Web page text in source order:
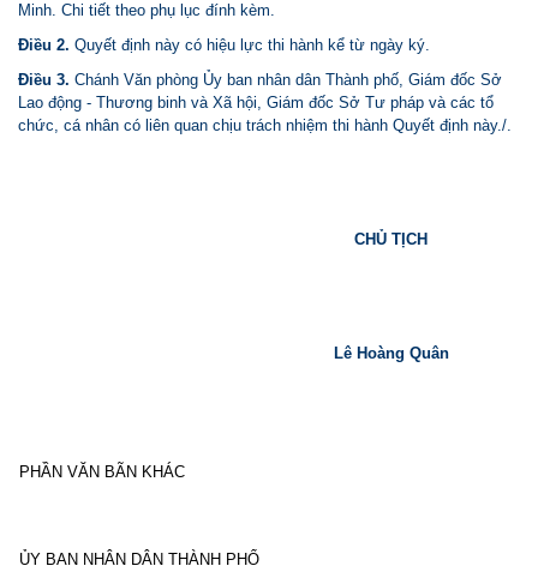
Minh. Chi tiết theo phụ lục đính kèm.
Điều 2. Quyết định này có hiệu lực thi hành kể từ ngày ký.
Điều 3. Chánh Văn phòng Ủy ban nhân dân Thành phố, Giám đốc Sở
Lao động - Thương binh và Xã hội, Giám đốc Sở Tư pháp và các tổ
chức, cá nhân có liên quan chịu trách nhiệm thi hành Quyết định này./.
CHỦ TỊCH
Lê Hoàng Quân
PHẦN VĂN BÃN KHÁC
ỦY BAN NHÂN DÂN THÀNH PHỔ